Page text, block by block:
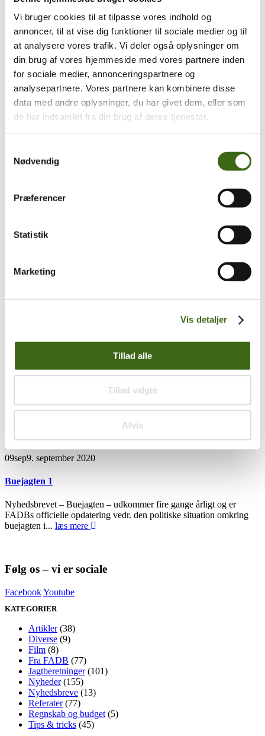
Vi bruger cookies til at tilpasse vores indhold og
annoncer, til at vise dig funktioner til sociale medier og til
at analysere vores trafik. Vi deler også oplysninger om
din brug af vores hjemmeside med vores partnere inden
for sociale medier, annonceringspartnere og
analysepartnere. Vores partnere kan kombinere disse
data med andre oplysninger, du har givet dem, eller som
de har indsamlet fra din brug af deres tjenester.
Nødvendig
Præferencer
Statistik
Marketing
Vis detaljer
Tillad alle
Tillad valgte
Afvis
Kære alle medlemmer af FADB
Brev fra formandenKaere-alle-medlemmer-i-FADB-2022-09-
Download
4. juli 2022
Nyhedsbrev – Årsmøde i FADB
Nyhedsbrev maj 2022
træning af færdigheder og trimning af bue skal...
læs mere
fortæller om det, der rør sig i forenings- og buejægerregi.
Alle FADB-medlemmer og samarbejdspartnere ønskes et rigtig
09sep9. september 2020
Buejagten 1
Nyhedsbrevet – Buejagten – udkommer fire gange årligt og er
FADBs officielle opdatering vedr. den politiske situation omkring
buejagten i... læs mere
Følg os – vi er sociale
FacebookYoutube
KATEGORIER
Artikler(38)
Diverse (9)
Film (8)
Fra FADB (77)
Jagtberetninger(101)
Nyheder(155)
Nyhedsbreve (13)
Referater(77)
Regnskab og budget (5)
Tips & tricks (45)